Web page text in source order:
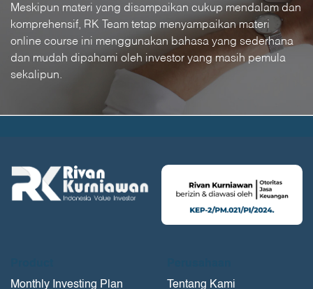
Meskipun materi yang disampaikan cukup mendalam dan
komprehensif, RK Team tetap menyampaikan materi
online course ini menggunakan bahasa yang sederhana
dan mudah dipahami oleh investor yang masih pemula
sekalipun.
Monthly Investing Plan
Tentang Kami